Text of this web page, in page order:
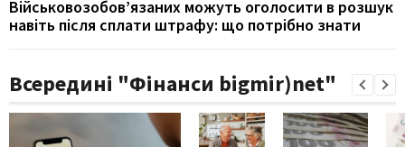
Військовозобов’язаних можуть оголосити в розшук
навіть після сплати штрафу: що потрібно знати
Всередині "Фінанси bigmir)net"